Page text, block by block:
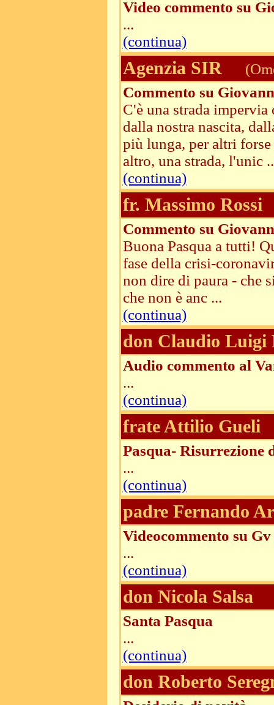
Video commento su
...
(continua)
Agenzia SIR
Commento su
C'è una strada
dalla nostra nascita,
più lunga, per altri forse
altro, una strada, l'unic
(continua)
fr. Massimo Rossi
Commento su
Buona Pasqua a tutti!
fase della crisi-
non dire di paura - che
che non è anc ...
(continua)
don Claudio Luigi
Audio commento al
...
(continua)
frate Attilio Gueli
Pasqua- Risurrezione
...
(continua)
padre Fernando
Videocommento su Gv
...
(continua)
don Nicola Salsa
Santa Pasqua
...
(continua)
don Roberto